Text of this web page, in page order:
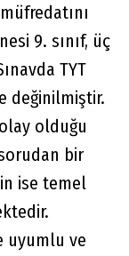
9. sınıf, üç
TYT
değinilmiştir.
olduğu
bir
ise temel
uyumlu ve